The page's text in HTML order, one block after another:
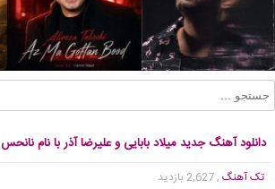
دانلود آهنگ جدید میلاد بابایی و علیرضا آذر با نام نانحس
تک آهنگ , 2,627 بازدید